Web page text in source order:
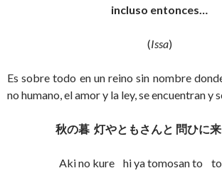
incluso entonces…
(Issa)
Es sobre todo en un reino sin nombre
no humano, el amor y la ley, se encuentran y
秋の暮 灯やともさんと 問ひに
Aki no kure hi ya tomosan to